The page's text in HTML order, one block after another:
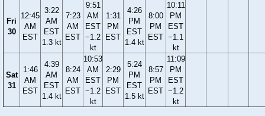
Fri
30
12:45
AM
EST
3:22
AM
EST
1.3 kt
7:23
AM
EST
9:51
AM
EST
−1.2
kt
1:31
PM
EST
4:26
PM
EST
1.4 kt
8:00
PM
EST
10:11
PM
EST
−1.1
kt
Sat
31
1:46
AM
EST
4:39
AM
EST
1.4 kt
8:24
AM
EST
10:53
AM
EST
−1.2
kt
2:29
PM
EST
5:24
PM
EST
1.5 kt
8:57
PM
EST
11:09
PM
EST
−1.2
kt